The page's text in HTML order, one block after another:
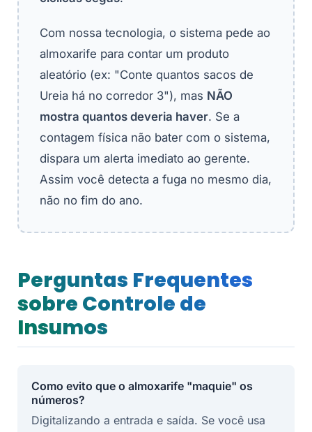
Com nossa tecnologia, o sistema pede ao
almoxarife para contar um produto
aleatório (ex: "Conte quantos sacos de
Ureia há no corredor 3"), mas NÃO
mostra quantos deveria haver. Se a
contagem física não bater com o sistema,
dispara um alerta imediato ao gerente.
Assim você detecta a fuga no mesmo dia,
não no fim do ano.
Perguntas Frequentes
sobre Controle de
Insumos
Como evito que o almoxarife "maquie" os
números?
Digitalizando a entrada e saída. Se você usa